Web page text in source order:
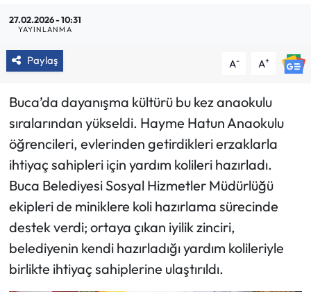
27.02.2026 - 10:31
YAYINLANMA
Paylaş A- A+
Buca’da dayanışma kültürü bu kez anaokulu
sıralarından yükseldi. Hayme Hatun Anaokulu
öğrencileri, evlerinden getirdikleri erzaklarla
ihtiyaç sahipleri için yardım kolileri hazırladı.
Buca Belediyesi Sosyal Hizmetler Müdürlüğü
ekipleri de miniklere koli hazırlama sürecinde
destek verdi; ortaya çıkan iyilik zinciri,
belediyenin kendi hazırladığı yardım kolileriyle
birlikte ihtiyaç sahiplerine ulaştırıldı.